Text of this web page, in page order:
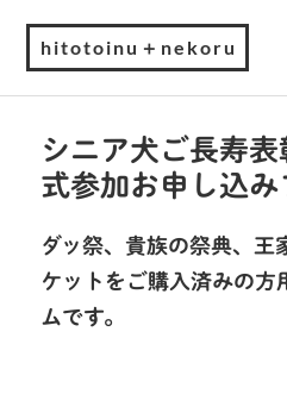
hitotoinu＋nekoru
シニア犬ご長寿
式参加お申し込み
ダッ祭、貴族の祭典、王
ケットをご購入済みの方
ムです。